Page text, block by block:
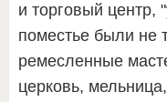
и торговый центр,
поместье были не
ремесленные
церковь,